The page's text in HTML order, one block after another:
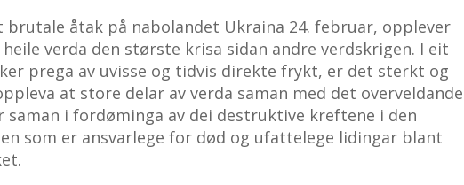
brutale åtak på nabolandet Ukraina 24. februar, opplever
verda den største krisa sidan andre verdskrigen. I eit
prega av uvisse og tidvis direkte frykt, er det sterkt og
at store delar av verda saman med det overveldande
i fordøminga av dei destruktive kreftene i den
som er ansvarlege for død og ufattelege lidingar blant